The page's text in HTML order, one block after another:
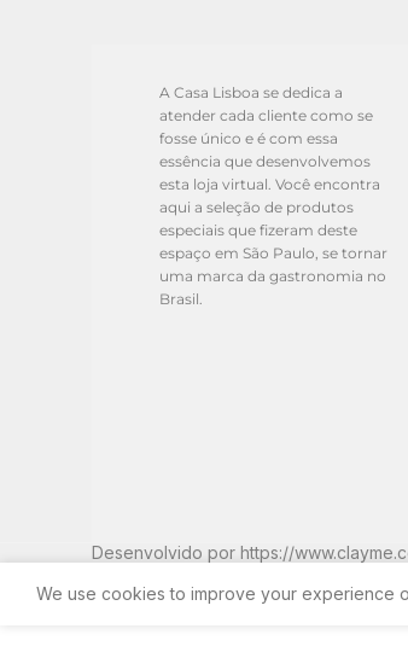
A Casa Lisboa se dedica a
atender cada cliente como se
fosse único e é com essa
essência que desenvolvemos
esta loja virtual. Você encontra
aqui a seleção de produtos
especiais que fizeram deste
espaço em São Paulo, se tornar
uma marca da gastronomia no
Brasil.
Desenvolvido por https://
We use cookies to improve your experience